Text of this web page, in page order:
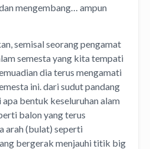
mengembang… ampun
semisal seorang pengamat
semesta yang kita tempati
dia terus mengamati
ini. dari sudut pandang
bentuk keseluruhan alam
balon yang terus
arah (bulat) seperti
bergerak menjauhi titik big